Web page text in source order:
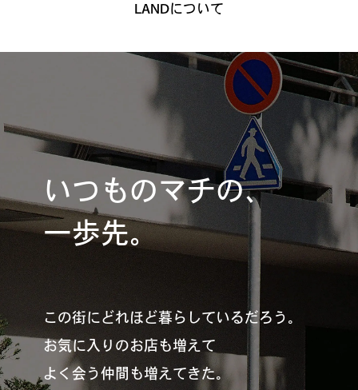
LANDについて
いつものマチの、
一歩先。
この街にどれほど暮らしているだろう。
お気に入りのお店も増えて
よく会う仲間も増えてきた。